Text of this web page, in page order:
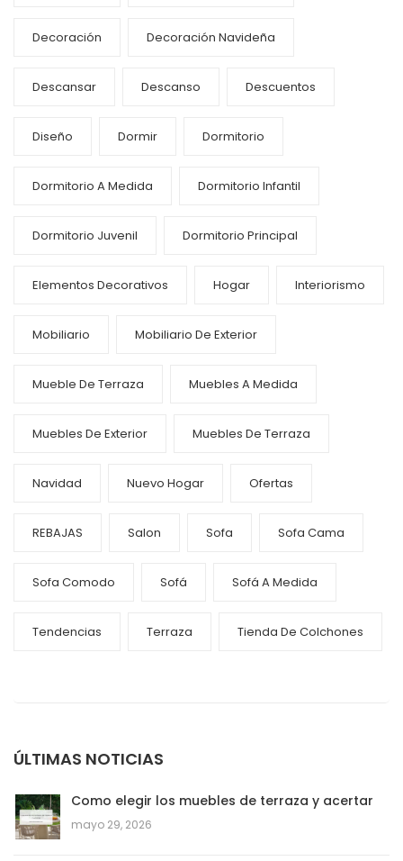
Decoración Decoración Navideña
Descansar Descanso Descuentos
Diseño Dormir Dormitorio
Dormitorio A Medida Dormitorio Infantil
Dormitorio Juvenil Dormitorio Principal
Elementos Decorativos Hogar Interiorismo
Mobiliario Mobiliario De Exterior
Mueble De Terraza Muebles A Medida
Muebles De Exterior Muebles De Terraza
Navidad Nuevo Hogar Ofertas
REBAJAS Salon Sofa Sofa Cama
Sofa Comodo Sofá Sofá A Medida
Tendencias Terraza Tienda De Colchones
ÚLTIMAS NOTICIAS
Como elegir los muebles de terraza y acertar
mayo 29, 2026